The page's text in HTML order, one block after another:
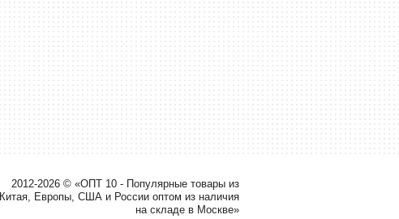
2012-2026 © «ОПТ 10 - Популярные товары из
Китая, Европы, США и России оптом из наличия
на складе в Москве»